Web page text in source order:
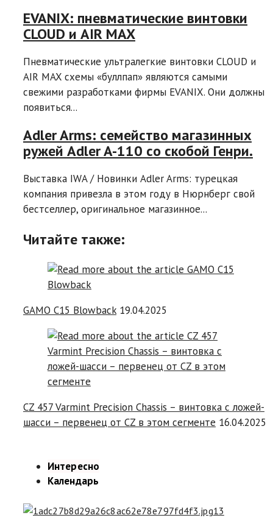
EVANIX: пневматические винтовки
CLOUD и AIR MAX
Пневматические ультралегкие винтовки CLOUD и
AIR MAX схемы «буллпап» являются самыми
свежими разработками фирмы EVANIX. Они должны
появиться...
Adler Arms: семейство магазинных
ружей Adler A-110 со скобой Генри.
Выставка IWA / Новинки Adler Arms: турецкая
компания привезла в этом году в Нюрнберг свой
бестселлер, оригинальное магазинное...
Читайте также:
GAMO C15 Blowback 19.04.2025
CZ 457 Varmint Precision Chassis – винтовка с ложей-
шасси – первенец от CZ в этом сегменте 16.04.2025
Интересно
Календарь
13